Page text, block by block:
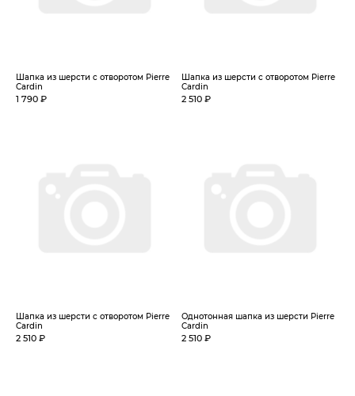
Шапка из шерсти с отворотом Pierre
Cardin
1 790 ₽
Шапка из шерсти с отворотом Pierre
Cardin
2 510 ₽
Шапка из шерсти с отворотом Pierre
Cardin
2 510 ₽
Однотонная шапка из шерсти Pierre
Cardin
2 510 ₽